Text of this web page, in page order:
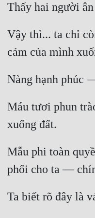
Quân Sự
Sảng Văn
Sắc
Tiên Hiệp
Tiểu Thuyết
Trinh Thám
Triều Đấu
Thấy hai người
Vậy thì... ta chỉ
cảm của mình
Nàng hạnh phúc
Máu tươi phun
xuống đất.
Mẫu phi toàn
phối cho ta —
Ta biết rõ đây là